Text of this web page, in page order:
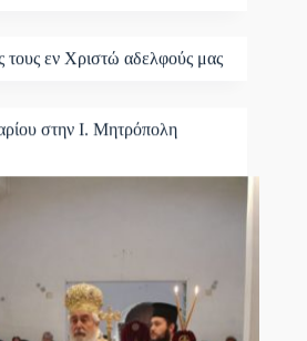
τους εν Χριστώ αδελφούς μας
στην Ι. Μητρόπολη